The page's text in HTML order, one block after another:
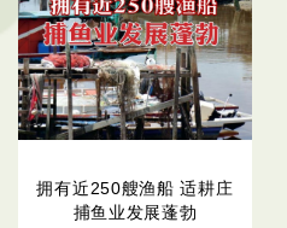
拥有近250艘渔船 适耕庄
捕鱼业发展蓬勃